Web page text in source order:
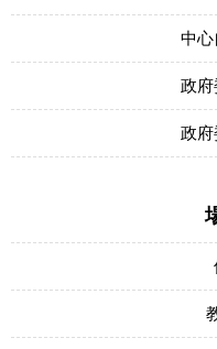
中心
政
政府